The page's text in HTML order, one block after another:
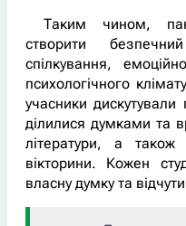
Таким чином,
створити
спілкування,
психологічного
учасники
ділилися думками та
літератури, а також
вікторини. Кожен
власну думку та